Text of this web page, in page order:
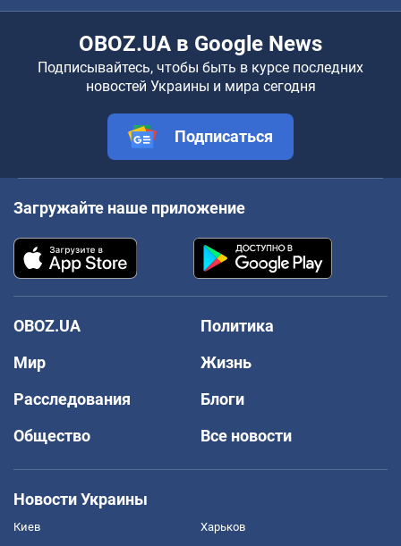
OBOZ.UA в Google News
Подписывайтесь, чтобы быть в курсе последних
новостей Украины и мира сегодня
Подписаться
Загружайте наше приложение
OBOZ.UA
Политика
Мир
Жизнь
Расследования
Блоги
Общество
Все новости
Новости Украины
Киев Харьков